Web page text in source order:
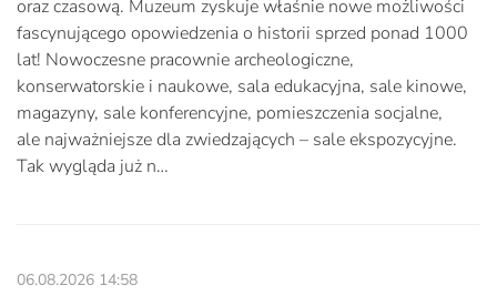
oraz czasową. Muzeum zyskuje właśnie nowe możliwości
fascynującego opowiedzenia o historii sprzed ponad 1000
lat! Nowoczesne pracownie archeologiczne,
konserwatorskie i naukowe, sala edukacyjna, sale kinowe,
magazyny, sale konferencyjne, pomieszczenia socjalne,
ale najważniejsze dla zwiedzających – sale ekspozycyjne.
Tak wygląda już n…
06.08.2026 14:58